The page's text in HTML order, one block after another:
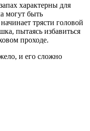
характерны для
могут быть
трясти головой
пытаясь избавиться
проходе.
и его сложно